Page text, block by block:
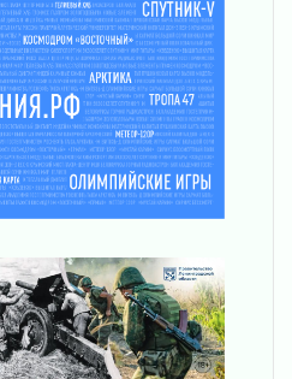
напомнили, как
клеща
новых почетных
области
передовую подготовку